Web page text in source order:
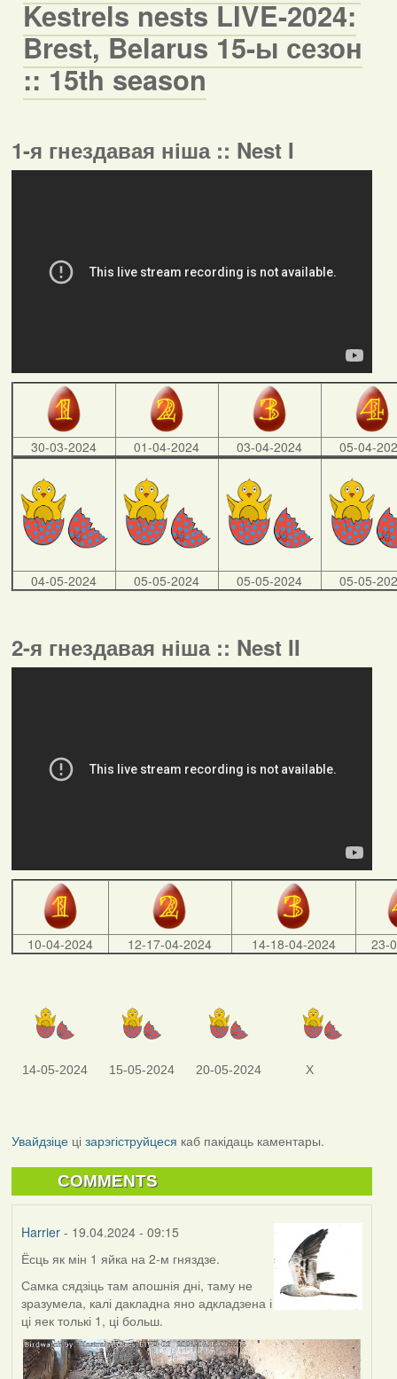
Kestrels nests LIVE-2024:
Brest, Belarus 15-ы сезон
:: 15th season
1-я гнездавая ніша :: Nest I
30-03-2024 01-04-2024 03-04-2024 05-04-
04-05-2024 05-05-2024 05-05-2024 05-05-
2-я гнездавая ніша :: Nest II
10-04-2024 12-17-04-2024 14-18-04-2024 23-
14-05-2024 15-05-2024 20-05-2024 X
Увайдзіцеці зарэгіструйцеся каб пакідаць каментары.
COMMENTS
Harrier- 19.04.2024 - 09:15
Ёсць як мін 1 яйка на 2-м гняздзе.
Самка сядзіць там апошнія дні, таму не
зразумела, калі дакладна яно адкладзена і
ці яек толькі 1, ці больш.